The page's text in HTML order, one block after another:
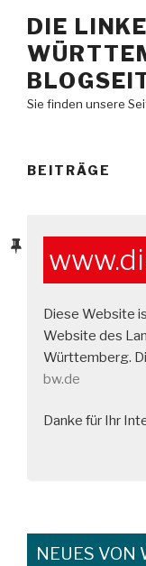
Inhalt
springen
DIE
Sie finden unsere
BEITRÄGE
Diese Website
Website des
Württemberg.
bw.de
Danke für Ihr
NEUES VON